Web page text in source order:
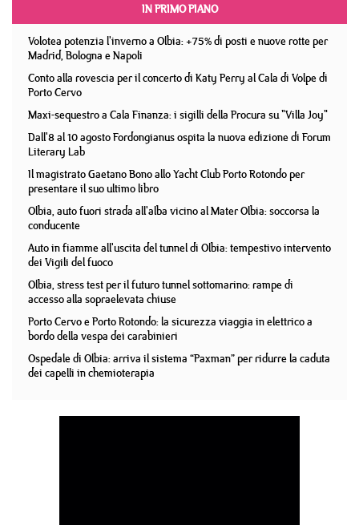
IN PRIMO PIANO
Volotea potenzia l'inverno a Olbia: +75% di posti e nuove rotte per
Madrid, Bologna e Napoli
Conto alla rovescia per il concerto di Katy Perry al Cala di Volpe di
Porto Cervo
Maxi-sequestro a Cala Finanza: i sigilli della Procura su "Villa Joy"
Dall'8 al 10 agosto Fordongianus ospita la nuova edizione di Forum
Literary Lab
Il magistrato Gaetano Bono allo Yacht Club Porto Rotondo per
presentare il suo ultimo libro
Olbia, auto fuori strada all'alba vicino al Mater Olbia: soccorsa la
conducente
Auto in fiamme all'uscita del tunnel di Olbia: tempestivo intervento
dei Vigili del fuoco
Olbia, stress test per il futuro tunnel sottomarino: rampe di
accesso alla sopraelevata chiuse
Porto Cervo e Porto Rotondo: la sicurezza viaggia in elettrico a
bordo della vespa dei carabinieri
Ospedale di Olbia: arriva il sistema “Paxman” per ridurre la caduta
dei capelli in chemioterapia